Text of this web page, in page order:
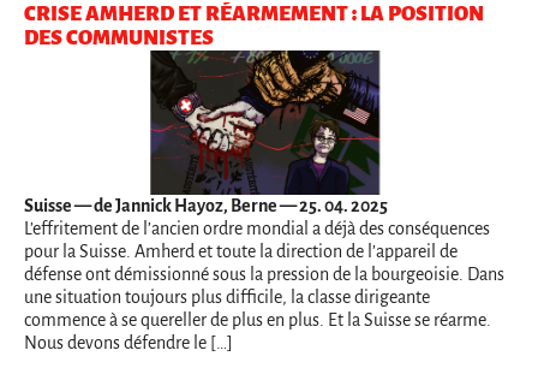
CRISE AMHERD ET RÉARMEMENT : LA POSITION
DES COMMUNISTES
Suisse— de Jannick Hayoz, Berne — 25. 04. 2025
L’effritement de l’ancien ordre mondial a déjà des conséquences
pour la Suisse. Amherd et toute la direction de l’appareil de
défense ont démissionné sous la pression de la bourgeoisie. Dans
une situation toujours plus difficile, la classe dirigeante
commence à se quereller de plus en plus. Et la Suisse se réarme.
Nous devons défendre le […]